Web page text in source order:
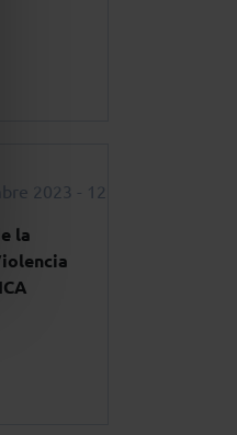
2023 - 12:30h
la